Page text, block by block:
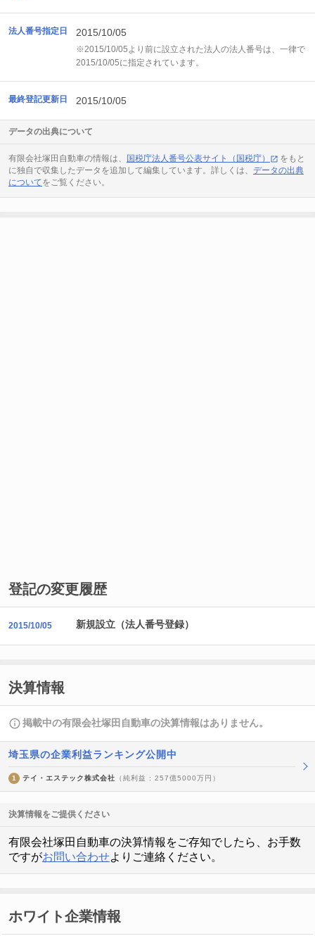
法人番号指定日 2015/10/05
※2015/10/05より前に設立された法人の法人番号は、一律で
2015/10/05に指定されています。
最終登記更新日 2015/10/05
データの出典について
有限会社塚田自動車の情報は、 国税庁法人番号公表サイト（国税庁）
をもと
に独自で収集したデータを追加して編集しています。詳しくは、 データの出典
についてをご覧ください。
登記の変更履歴
2015/10/05 新規設立（法人番号登録）
決算情報
掲載中の有限会社塚田自動車の決算情報はありません。
埼玉県の企業利益ランキング公開中
1 テイ・エステック株式会社 （純利益 : 257億5000万円）
決算情報をご提供ください
有限会社塚田自動車の決算情報をご存知でしたら、お手数
ですがお問い合わせよりご連絡ください。
ホワイト企業情報